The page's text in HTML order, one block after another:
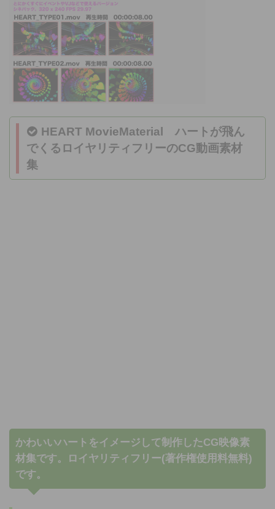
HEART MovieMaterial ハートが飛ん
でくるロイヤリティフリーのCG動画素材
集
かわいいハートをイメージして制作したCG映像素
材集です。ロイヤリティフリー(著作権使用料無料)
です。